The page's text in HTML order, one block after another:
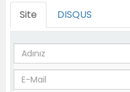
Site DISQUS